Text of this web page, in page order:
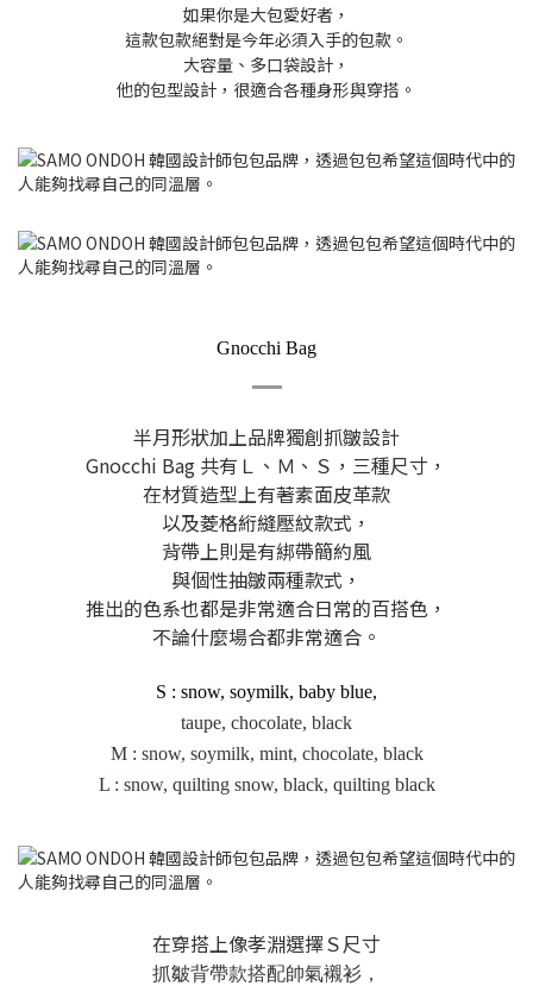
如果你是大包愛好者，
這款包款絕對是今年必須入手的包款。
大容量、多口袋設計，
他的包型設計，很適合各種身形與穿搭。
Gnocchi Bag
半月形狀加上品牌獨創抓皺設計
Gnocchi Bag 共有Ｌ、Ｍ、Ｓ，三種尺寸，
在材質造型上有著素面皮革款
以及菱格絎縫壓紋款式，
背帶上則是有綁帶簡約風
與個性抽皺兩種款式，
推出的色系也都是非常適合日常的百搭色，
不論什麼場合都非常適合。
S : snow, soymilk, baby blue,
taupe, chocolate, black
M : snow, soymilk, mint, chocolate, black
L : snow, quilting snow, black, quilting black
在穿搭上像孝淵選擇Ｓ尺寸
抓皺背帶款搭配帥氣襯衫，